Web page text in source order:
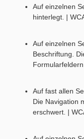
Auf einzelnen
hinterlegt. |
Auf einzelnen
Beschriftung.
Auf fast allen
Die Navigation
erschwert. |